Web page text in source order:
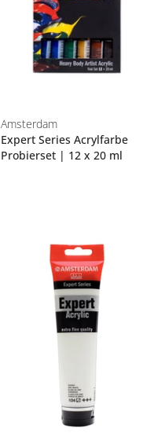
Amsterdam
Expert Series Acrylfarbe
Probierset | 12 x 20 ml